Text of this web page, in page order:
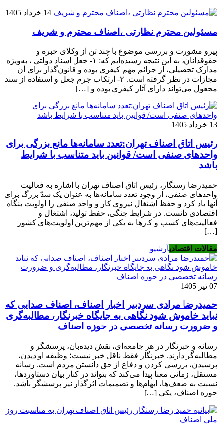
14 خرداد 1405
مسئولین محترم نظارتی ،اصناف محترم و شریف
پیرو مشورت و بررسی موضوع با چند تن از وکلای خبره و
حقوقدانان، به این نتیجه رسیده‌ایم که: ۱- جعل اسناد دولتی ، به‌ویژه
مدارک تحصیلی، از جرائم مهم کیفری بوده و قانون‌گذار برای آن
مجازات در نظر گرفته است. ۲- ارتکاب جرم جعل و استفاده از سند
مجعول می‌تواند دارای آثار کیفری بوده و […]
13 خرداد 1405
رئیس اتاق اصناف تهران:تعدد سامانه‌ها مانع بزرگی برای
واحد‌های صنفی است/ قوانین باید متناسب با شرایط
باشد
حمیدرضا رستگار، رئیس اتاق اصناف تهران با اشاره به فعالیت
واحد‌های صنفی، از وجود تعدد سامانه‌ها به عنوان یک سدّ بزرگ برای
آنها یاد کرد و حفظ اشتغال نیروی کار و واحد صنفی را اولویت بنگاه
اقتصادی دانست. در شرایط جنگی، حفظ تولید، اشتغال و
فعالیت‌های کسب و کار‌ها به یکی از مهم‌ترین اولویت‌های کشور
[…]
مقالات اقتصادیآرشیو
07 تیر 1405
حمیدرضا مرادی سردبیر اخبار اصناف، اصناف صدایی که
نباید خاموش شود نگاهی به جایگاه خبرنگار، مطالبه‌گری
و ضرورت رسانه تخصصی در حوزه اصناف
رسانه و خبرنگار در هر جامعه‌ای، نقش دیده‌بان، پرسشگر و
مطالبه‌گر دارند. خبرنگار فقط ناقل خبر نیست؛ وظیفه او دیدن،
پرسیدن، بررسی کردن و دفاع از حق دانستن مردم است. رسانه
مستقل، زمانی معنا پیدا می‌کند که بتواند در کنار بیان دستاوردها،
نسبت به ضعف‌ها، ابهام‌ها و تصمیمات اثرگذار نیز پرسشگر باشد.
حوزه اصناف، یکی […]